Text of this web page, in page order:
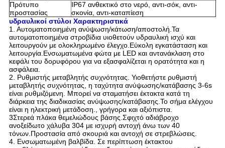
Πρότυπο
προστασίας
IP67 ανθεκτικό στο νερό, αντι-σόκ, αντι-
σκονία, αντι-καταπίεση
υδραυλικοί στύλοι Χαρακτηριστικά
1. Αυτοματοποιημένη ανύψωση/κάτωση/αποστολή.Τα
αυτοματοποιημένα στροβίδια υιοθετούν υδραυλική ισχύ και
λειτουργούν με ολοκληρωμένο έλεγχο.Εύκολη εγκατάσταση και
λειτουργία.Ενσωματωμένα φώτα με LED και αντανάκλαση στο
κεφάλι του δορυφόρου για να εξασφαλίζεται η ορατότητα και η
ασφάλεια.
2. Ρυθμιστής μεταβλητής συχνότητας. Υιοθετήστε ρυθμιστή
μεταβλητής συχνότητας, η ταχύτητα ανύψωσης/κατάβασης 3-6s
είναι ρυθμιζόμενη. Μπορεί να σταματήσει έκτακτα κατά τη
διάρκεια της διαδικασίας ανύψωσης/κατάβασης.Το σήμα ελέγχου
είναι η ηλεκτρική μετάδοση., γρήγορα και αξιόπιστα.
3Στερεά πλάκα θεμελιώδους βάσης.Σφιχτό αδιάβροχο
ανοξείδωτο χάλυβα 304 με ισχυρή αντοχή άνω των 40
τόνων.Προστασία από σκουριά και αντοχή σε στρεβλώσεις.
4. Ενσωματωμένη βαλβίδα. Σε περίπτωση έκτακτου